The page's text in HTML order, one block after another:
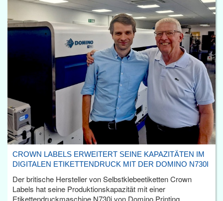
CROWN LABELS ERWEITERT SEINE KAPAZITÄTEN IM
DIGITALEN ETIKETTENDRUCK MIT DER DOMINO N730I
Der britische Hersteller von Selbstklebeetiketten Crown
Labels hat seine Produktionskapazität mit einer
Etikettendruckmaschine N730i von Domino Printing